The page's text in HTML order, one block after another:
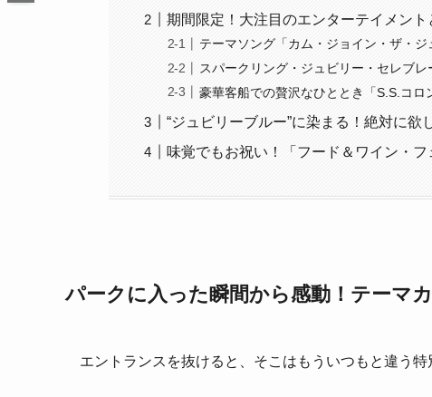
期間限定！大注目のエンターテイメント
テーマソング「カム・ジョイン・ザ・ジ
スパークリング・ジュビリー・セレブレ
豪華客船での贅沢なひととき「S.S.コロ
“ジュビリーブルー”に染まる！絶対に欲
味覚でもお祝い！「フード＆ワイン・
パークに入った瞬間から感動！テーマ
エントランスを抜けると、そこはもういつもと違う特